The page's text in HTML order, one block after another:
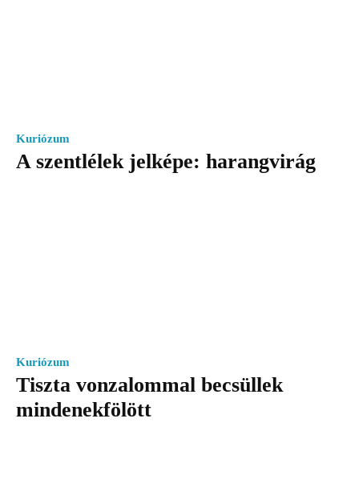
Kuriózum
A szentlélek jelképe: harangvirág
Kuriózum
Tiszta vonzalommal becsüllek
mindenekfölött